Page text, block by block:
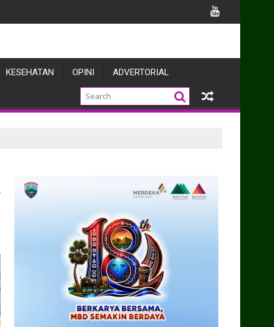
KESEHATAN OPINI ADVERTORIAL